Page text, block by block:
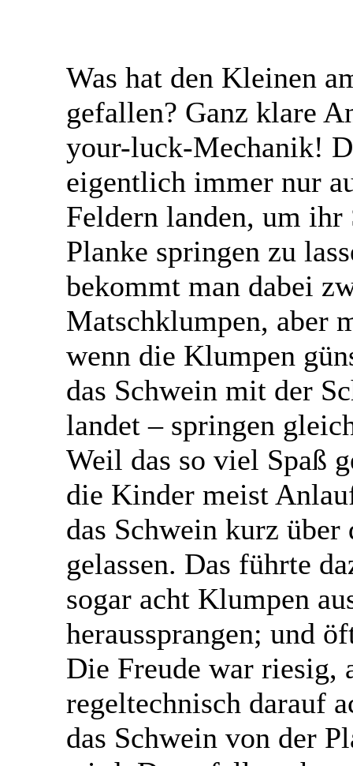
Was hat den Kleinen
gefallen? Ganz klare
your-luck-Mechanik!
eigentlich immer nur
Feldern landen, um
Planke springen zu
bekommt man dabei
Matschklumpen, aber
wenn die Klumpen
das Schwein mit der
landet – springen
Weil das so viel Spaß
die Kinder meist
das Schwein kurz
gelassen. Das führte
sogar acht Klumpen
heraussprangen; und
Die Freude war riesig,
regeltechnisch darauf
das Schwein von der